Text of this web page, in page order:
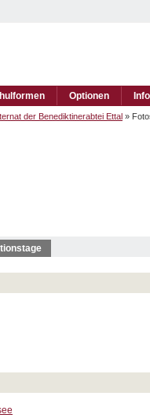
Optionen
der Benediktinerabtei Ettal »